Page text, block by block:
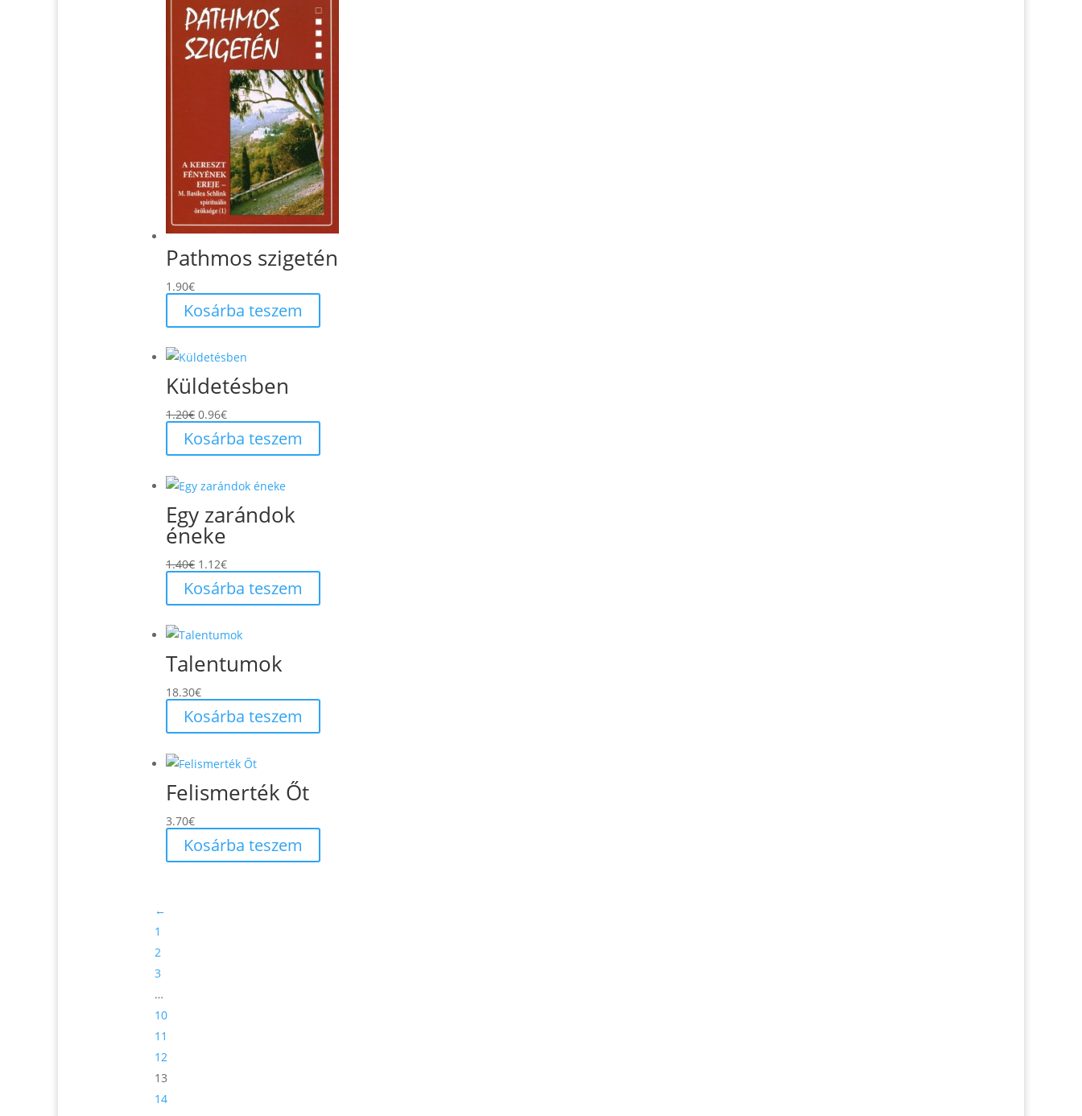
Pathmos szigetén
1.90€
Kosárba teszem
Küldetésben
1.20€ Original
price
was:
0.96€Current
price
is:
Kosárba teszem
Egy zarándok
éneke
1.40€ Original
price
was:
1.12€Current
price
is:
Kosárba teszem
Talentumok
18.30€
Kosárba teszem
Felismerték Őt
3.70€
Kosárba teszem
←
1
2
3
…
10
11
12
13
14